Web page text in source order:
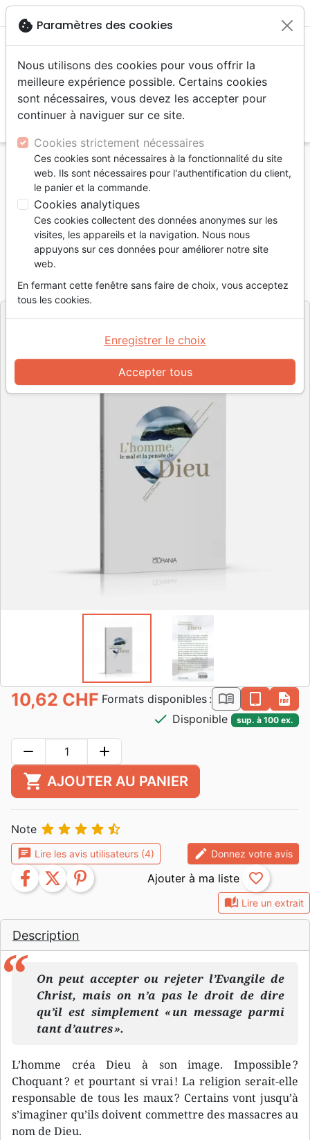
menu
Accueil Livres
Evangelisation
Livres d'évangélisation
Homme, le mal et la pensée de Dieu (L')
L'homme, le mal et la pensée de Dieu
Auteur :David Shutes
Référence
EditeurOurania
auto_stories Lire un extrait
Description
On peut accepter ou rejeter l’Evangile de
Christ, mais on n’a pas le droit de dire
qu’il est simplement « un message parmi
tant d’autres ».
L’homme créa Dieu à son image. Impossible ?
Choquant ? et pourtant si vrai ! La religion serait-elle
responsable de tous les maux ? Certains vont jusqu’à
s’imaginer qu’ils doivent commettre des massacres au
nom de Dieu.
10,62 CHF Formats disponibles : book_open epub
pdf
check Disponible sup. à 100 ex.
remove add
shopping_cart AJOUTER AU PANIER
Note     
chat Lire les avis utilisateurs (4) edit Donnez votre avis
facebook twitter pinterest favorite_border
cookie Paramètres des cookies
Nous utilisons des cookies pour vous offrir la
meilleure expérience possible. Certains cookies
sont nécessaires, vous devez les accepter pour
continuer à naviguer sur ce site.
Cookies strictement nécessaires
Ces cookies sont nécessaires à la fonctionnalité du site
web. Ils sont nécessaires pour l'authentification du client,
le panier et la commande.
Cookies analytiques
Ces cookies collectent des données anonymes sur les
visites, les appareils et la navigation. Nous nous
appuyons sur ces données pour améliorer notre site
web.
En fermant cette fenêtre sans faire de choix, vous acceptez
tous les cookies.
Accepter tous
Enregistrer le choix